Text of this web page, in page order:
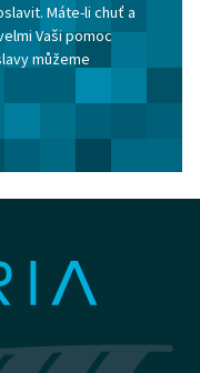
Máte-li chuť a
Vaši pomoc
můžeme